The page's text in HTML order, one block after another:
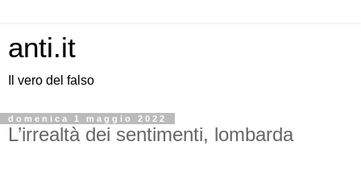
anti.it
Il vero del falso
domenica 1 maggio 2022
L’irrealtà dei sentimenti, lombarda